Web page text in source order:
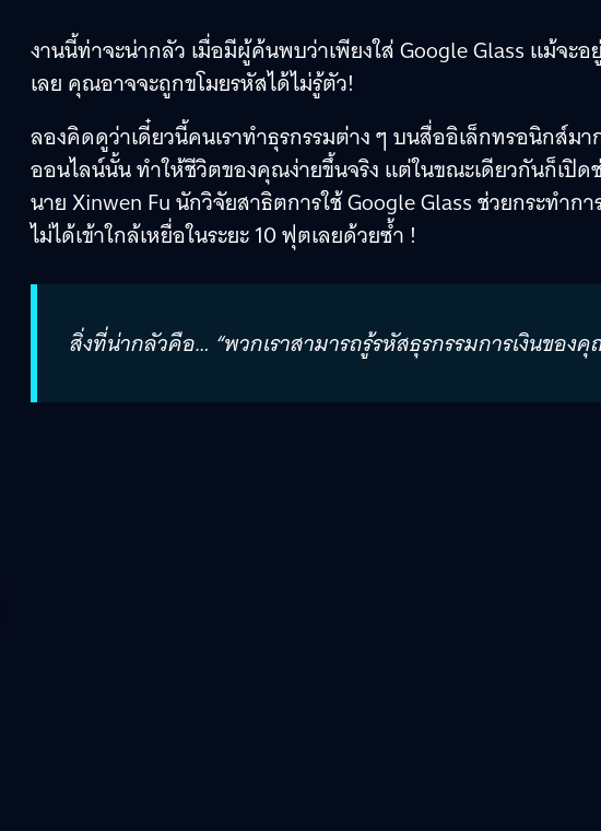
งานนี้ท่าจะน่ากลัว เมื่อมีผู้ค้นพบว่าเพียงใส่ Google Glass แม้จ
เลย คุณอาจจะถูกขโมยรหัสได้ไม่รู้ตัว!
ลองคิดดูว่าเดี๋ยวนี้คนเราทำธุรกรรมต่าง ๆ บนสื่ออิเล็กทรอนิกส์
ออนไลน์นั้น ทำให้ชีวิตของคุณง่ายขึ้นจริง แต่ในขณะเดียวกันก็เปิด
นาย Xinwen Fu นักวิจัยสาธิตการใช้ Google Glass ช่วยกระทำก
ไม่ได้เข้าใกล้เหยื่อในระยะ 10 ฟุตเลยด้วยซ้ำ !
สิ่งที่น่ากลัวคือ… “พวกเราสามารถรู้รหัสธุรกรรมการเงินของ